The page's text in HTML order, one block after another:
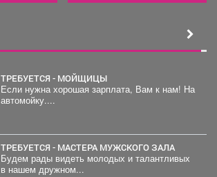
ТРЕБУЕТСЯ - МОЙЩИЦЫ
Если нужна хорошая зарплата, Вам к нам! На
автомойку....
ТРЕБУЕТСЯ - МАСТЕРА МУЖСКОГО ЗАЛА
Будем рады видеть молодых и талантливых
в нашем дружном...